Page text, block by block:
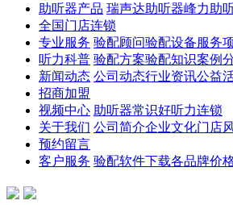
助听器产品 瑞声达助听器峰力助
全国门店连锁
专业服务 验配顾问验配设备服务
听力科普 验配方案验配知识案例
新闻动态 公司动态行业资讯公益
招商加盟
视频中心 助听器常识好听力连锁
关于我们 公司简介企业文化门店
预约留言
客户服务 验配软件下载各品牌价